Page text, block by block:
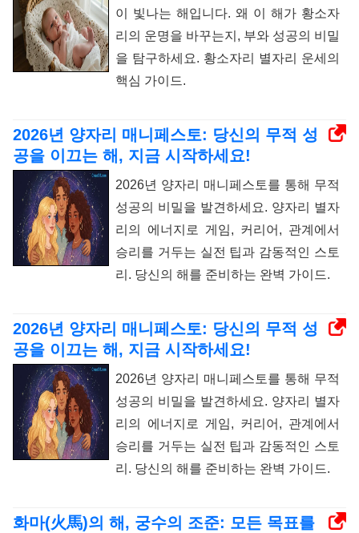
이 빛나는 해입니다. 왜 이 해가 황소자
리의 운명을 바꾸는지, 부와 성공의 비밀
을 탐구하세요. 황소자리 별자리 운세의
핵심 가이드.
2026년 양자리 매니페스토: 당신의 무적 성
공을 이끄는 해, 지금 시작하세요!
2026년 양자리 매니페스토를 통해 무적
성공의 비밀을 발견하세요. 양자리 별자
리의 에너지로 게임, 커리어, 관계에서
승리를 거두는 실전 팁과 감동적인 스토
리. 당신의 해를 준비하는 완벽 가이드.
2026년 양자리 매니페스토: 당신의 무적 성
공을 이끄는 해, 지금 시작하세요!
2026년 양자리 매니페스토를 통해 무적
성공의 비밀을 발견하세요. 양자리 별자
리의 에너지로 게임, 커리어, 관계에서
승리를 거두는 실전 팁과 감동적인 스토
리. 당신의 해를 준비하는 완벽 가이드.
화마(火馬)의 해, 궁수의 조준: 모든 목표를